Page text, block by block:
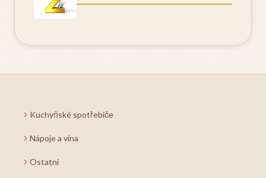
Kuchyňské spotřebiče
Nápoje a vína
Ostatní